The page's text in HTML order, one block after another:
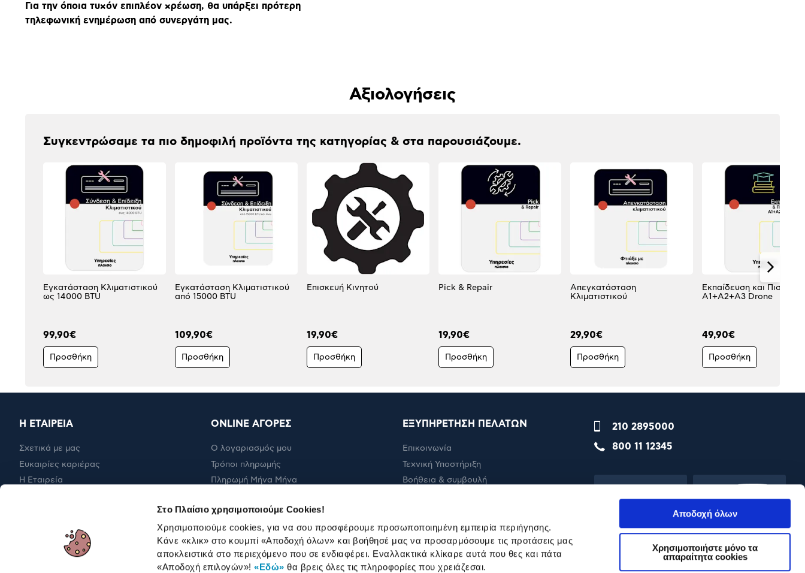
Στο Πλαίσιο χρησιμοποιούμε Cookies!
Χρησιμοποιούμε cookies, για να σου προσφέρουμε προσωποποιημένη εμπειρία περιήγησης.
Κάνε «κλικ» στο κουμπί «Αποδοχή όλων» και βοήθησέ μας να προσαρμόσουμε τις προτάσεις μας
αποκλειστικά στο περιεχόμενο που σε ενδιαφέρει. Εναλλακτικά κλίκαρε αυτά που θες και πάτα
«Αποδοχή επιλογών»!«Εδώ» θα βρεις όλες τις πληροφορίες που χρειάζεσαι.
Αποδοχή όλων
Χρησιμοποιήστε μόνο τα
απαραίτητα cookies
Για την όποια τυχόν επιπλέον χρέωση, θα υπάρξει πρότερη
τηλεφωνική ενημέρωση από συνεργάτη μας.
Αξιολογήσεις
Συγκεντρώσαμε τα πιο δημοφιλή προϊόντα της κατηγορίας & στα παρουσιάζουμε.
Εγκατάσταση Κλιματιστικού
ως 14000 BTU
99,90€
Προσθήκη
Εγκατάσταση Κλιματιστικού
από 15000 BTU
109,90€
Προσθήκη
Επισκευή Κινητού
19,90€
Προσθήκη
Pick & Repair
19,90€
Προσθήκη
Απεγκατάσταση
Κλιματιστικού
29,90€
Προσθήκη
Εκπαίδευση και
Α1+Α2+Α3 Drone
49,90€
Προσθήκη
Η ΕΤΑΙΡΕΙΑ
Σχετικά με μας
Ευκαιρίες καριέρας
Η Εταιρεία
ONLINE ΑΓΟΡΕΣ
Ο λογαριασμός μου
Τρόποι πληρωμής
Πληρωμή Μήνα Μήνα
Επιστροφές
ΕΞΥΠΗΡΕΤΗΣΗ ΠΕΛΑΤΩΝ
Επικοινωνία
Τεχνική Υποστήριξη
Βοήθεια & συμβουλή
Όροι εμπορικών ενεργειών
Καταστήματα
210 2895000
800 11 12345
ΓΙΑ ΕΠΑΓΓΕΛΜΑΤΙΕΣ